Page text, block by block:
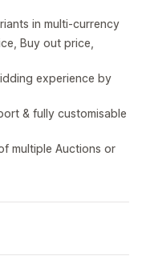
in multi-currency
Buy out price,
experience by
& fully customisable
multiple Auctions or